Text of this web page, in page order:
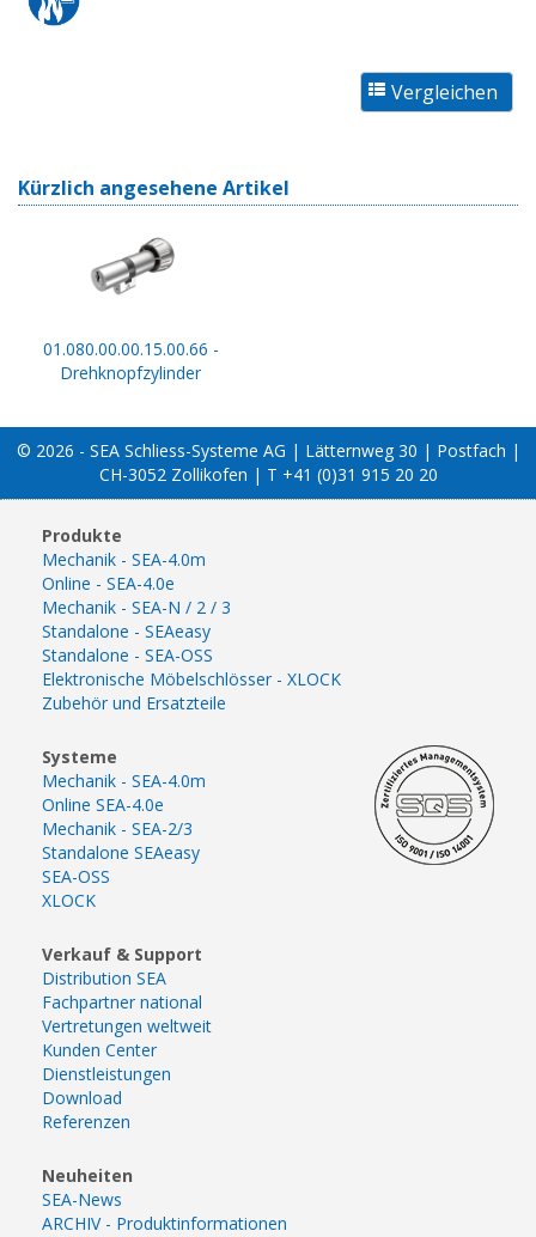
Kürzlich angesehene Artikel
01.080.00.00.15.00.66 -
Drehknopfzylinder
© 2026 - SEA Schliess-Systeme AG | Lätternweg 30 | Postfach |
CH-3052 Zollikofen | T +41 (0)31 915 20 20
Produkte
Mechanik - SEA-4.0m
Online - SEA-4.0e
Mechanik - SEA-N / 2 / 3
Standalone - SEAeasy
Standalone - SEA-OSS
Elektronische Möbelschlösser - XLOCK
Zubehör und Ersatzteile
Systeme
Mechanik - SEA-4.0m
Online SEA-4.0e
Mechanik - SEA-2/3
Standalone SEAeasy
SEA-OSS
XLOCK
Verkauf & Support
Distribution SEA
Fachpartner national
Vertretungen weltweit
Kunden Center
Dienstleistungen
Download
Referenzen
Neuheiten
SEA-News
ARCHIV - Produktinformationen